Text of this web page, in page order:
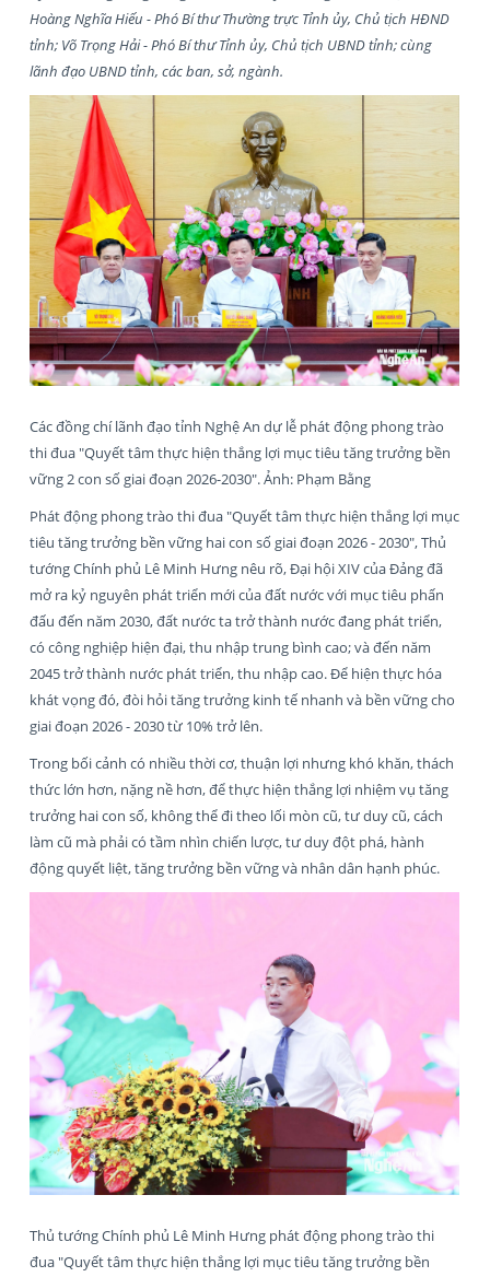
Hoàng Nghĩa Hiếu - Phó Bí thư Thường trực Tỉnh ủy, Chủ tịch HĐND
tỉnh; Võ Trọng Hải - Phó Bí thư Tỉnh ủy, Chủ tịch UBND tỉnh; cùng
lãnh đạo UBND tỉnh, các ban, sở, ngành.
Các đồng chí lãnh đạo tỉnh Nghệ An dự lễ phát động phong trào
thi đua "Quyết tâm thực hiện thắng lợi mục tiêu tăng trưởng bền
vững 2 con số giai đoạn 2026-2030". Ảnh: Phạm Bằng
Phát động phong trào thi đua "Quyết tâm thực hiện thắng lợi mục
tiêu tăng trưởng bền vững hai con số giai đoạn 2026 - 2030", Thủ
tướng Chính phủ Lê Minh Hưng nêu rõ, Đại hội XIV của Đảng đã
mở ra kỷ nguyên phát triển mới của đất nước với mục tiêu phấn
đấu đến năm 2030, đất nước ta trở thành nước đang phát triển,
có công nghiệp hiện đại, thu nhập trung bình cao; và đến năm
2045 trở thành nước phát triển, thu nhập cao. Để hiện thực hóa
khát vọng đó, đòi hỏi tăng trưởng kinh tế nhanh và bền vững cho
giai đoạn 2026 - 2030 từ 10% trở lên.
Trong bối cảnh có nhiều thời cơ, thuận lợi nhưng khó khăn, thách
thức lớn hơn, nặng nề hơn, để thực hiện thắng lợi nhiệm vụ tăng
trưởng hai con số, không thể đi theo lối mòn cũ, tư duy cũ, cách
làm cũ mà phải có tầm nhìn chiến lược, tư duy đột phá, hành
động quyết liệt, tăng trưởng bền vững và nhân dân hạnh phúc.
Thủ tướng Chính phủ Lê Minh Hưng phát động phong trào thi
đua "Quyết tâm thực hiện thắng lợi mục tiêu tăng trưởng bền